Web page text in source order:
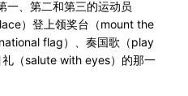
一、第二和第三的运动员
）登上领奖台（mount the
flag）、奏国歌（play
（salute with eyes）的那一